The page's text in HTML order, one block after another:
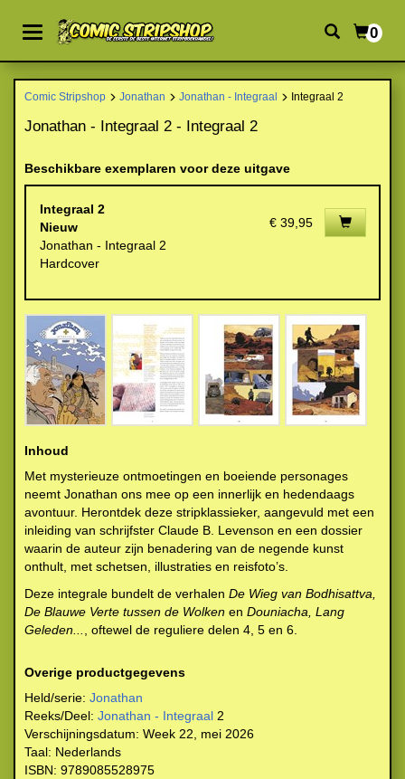
0
Comic Stripshop Jonathan Jonathan - Integraal Integraal 2
Jonathan - Integraal 2 - Integraal 2
Beschikbare exemplaren voor deze uitgave
Integraal 2
Nieuw
Jonathan - Integraal 2
Hardcover
€ 39,95
Inhoud
Met mysterieuze ontmoetingen en boeiende personages
neemt Jonathan ons mee op een innerlijk en hedendaags
avontuur. Herontdek deze stripklassieker, aangevuld met een
inleiding van schrijfster Claude B. Levenson en een dossier
waarin de auteur zijn benadering van de negende kunst
onthult, met schetsen, illustraties en reisfoto’s.
Deze integrale bundelt de verhalen De Wieg van Bodhisattva,
De Blauwe Verte tussen de Wolken en Douniacha, Lang
Geleden...
, oftewel de reguliere delen 4, 5 en 6.
Overige productgegevens
Held/serie: Jonathan
Reeks/Deel: Jonathan - Integraal 2
Verschijningsdatum: Week 22, mei 2026
Taal: Nederlands
ISBN: 9789085528975